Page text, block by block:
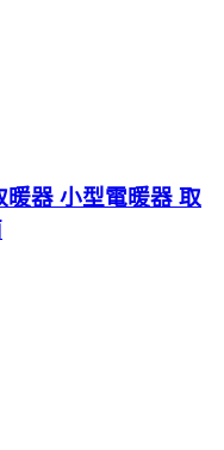
暖器 小型電暖器 取